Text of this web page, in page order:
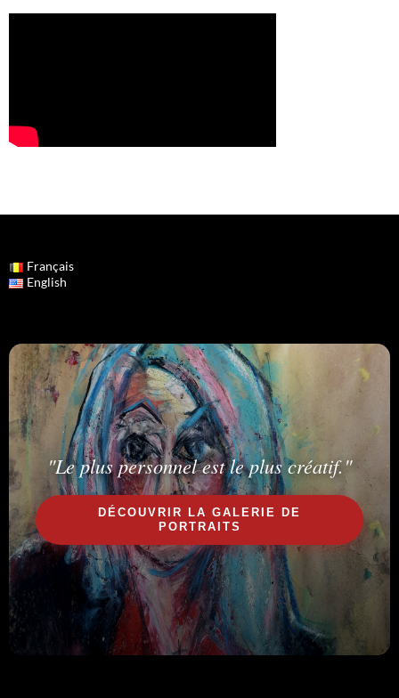
Français
English
"Le plus personnel est le plus créatif."
DÉCOUVRIR LA GALERIE DE
PORTRAITS